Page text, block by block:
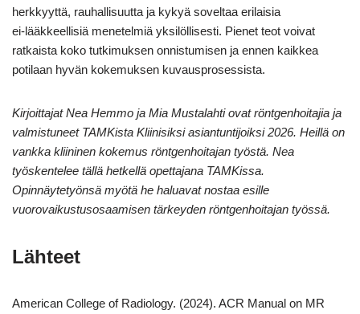
herkkyyttä, rauhallisuutta ja kykyä soveltaa erilaisia
ei‑lääkkeellisiä menetelmiä yksilöllisesti. Pienet teot voivat
ratkaista koko tutkimuksen onnistumisen ja ennen kaikkea
potilaan hyvän kokemuksen kuvausprosessista.
Kirjoittajat Nea Hemmo ja Mia Mustalahti ovat röntgenhoitajia ja
valmistuneet TAMKista Kliinisiksi asiantuntijoiksi 2026. Heillä on
vankka kliininen kokemus röntgenhoitajan työstä. Nea
työskentelee tällä hetkellä opettajana TAMKissa.
Opinnäytetyönsä myötä he haluavat nostaa esille
vuorovaikustusosaamisen tärkeyden röntgenhoitajan työssä.
Lähteet
American College of Radiology. (2024). ACR Manual on MR